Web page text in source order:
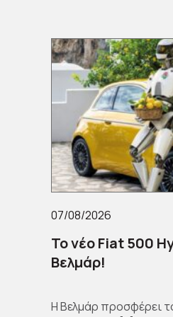
07/08/2026
Το νέο Fiat 500
Βελμάρ!
Η Βελμάρ προσφέρει